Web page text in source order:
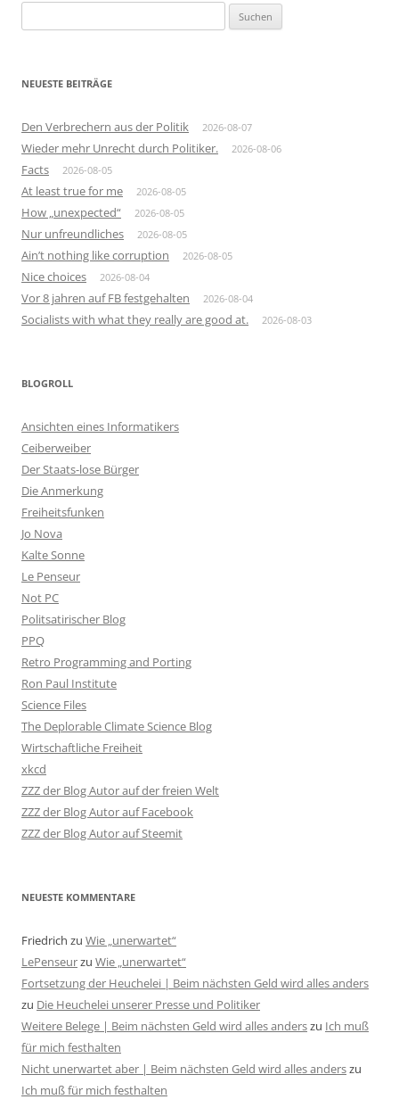
nach:
NEUESTE BEITRÄGE
Den Verbrechern aus der Politik 2026-08-07
Wieder mehr Unrecht durch Politiker. 2026-08-06
Facts 2026-08-05
At least true for me 2026-08-05
How „unexpected“ 2026-08-05
Nur unfreundliches 2026-08-05
Ain’t nothing like corruption 2026-08-05
Nice choices 2026-08-04
Vor 8 jahren auf FB festgehalten 2026-08-04
Socialists with what they really are good at. 2026-08-03
BLOGROLL
Ansichten eines Informatikers
Ceiberweiber
Der Staats-lose Bürger
Die Anmerkung
Freiheitsfunken
Jo Nova
Kalte Sonne
Le Penseur
Not PC
Politsatirischer Blog
PPQ
Retro Programming and Porting
Ron Paul Institute
Science Files
The Deplorable Climate Science Blog
Wirtschaftliche Freiheit
xkcd
ZZZ der Blog Autor auf der freien Welt
ZZZ der Blog Autor auf Facebook
ZZZ der Blog Autor auf Steemit
NEUESTE KOMMENTARE
Friedrich zu Wie „unerwartet“
LePenseurzu Wie „unerwartet“
Fortsetzung der Heuchelei | Beim nächsten Geld wird alles anders
zu Die Heuchelei unserer Presse und Politiker
Weitere Belege | Beim nächsten Geld wird alles anderszu Ich muß
für mich festhalten
Nicht unerwartet aber | Beim nächsten Geld wird alles anderszu
Ich muß für mich festhalten